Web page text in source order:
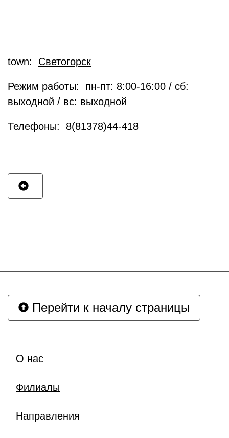
town: Светогорск
Режим работы: пн-пт: 8:00-16:00 / сб:
выходной / вс: выходной
Телефоны: 8(81378)44-418
Перейти к началу страницы
О нас
Филиалы
Направления